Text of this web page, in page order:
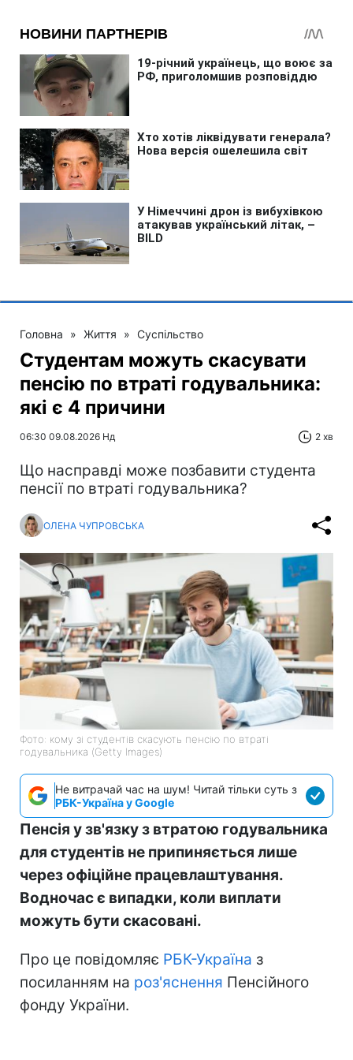
Головна » Життя » Суспільство
Студентам можуть скасувати
пенсію по втраті годувальника:
які є 4 причини
06:30 09.08.2026 Нд 2 хв
Що насправді може позбавити студента
пенсії по втраті годувальника?
ОЛЕНА ЧУПРОВСЬКА
Фото: кому зі студентів скасують пенсію по втраті
годувальника (Getty Imagеs)
Не витрачай час на шум! Читай тільки суть з
РБК-Україна у Google
Пенсія у зв'язку з втратою годувальника
для студентів не припиняється лише
через офіційне працевлаштування.
Водночас є випадки, коли виплати
можуть бути скасовані.
Про це повідомляє РБК-Україна з
посиланням на роз'яснення Пенсійного
фонду України.